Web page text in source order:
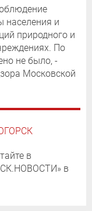
населения и
природного и
По
не было, -
Московской
в
в